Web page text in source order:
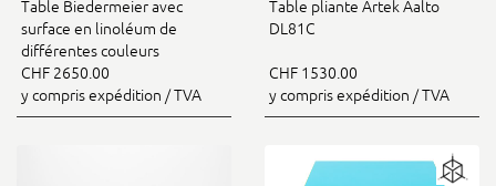
Table Biedermeier avec
surface en linoléum de
différentes couleurs
CHF 2650.00
y compris expédition / TVA
Table pliante Artek Aalto
DL81C
CHF 1530.00
y compris expédition / TVA